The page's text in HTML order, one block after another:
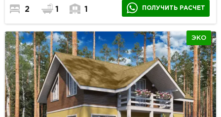
2 1 1 ПОЛУЧИТЬ РАСЧЕТ
ЭКО